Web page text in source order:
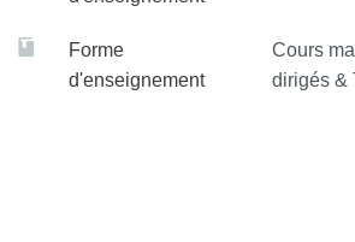
Collections
Forme
d'enseignement
Cours
dirigés &